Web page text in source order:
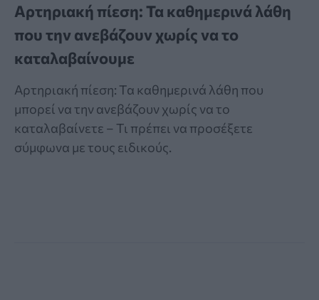
Αρτηριακή πίεση: Τα καθημερινά λάθη
που την ανεβάζουν χωρίς να το
καταλαβαίνουμε
Αρτηριακή πίεση: Τα καθημερινά λάθη που
μπορεί να την ανεβάζουν χωρίς να το
καταλαβαίνετε – Τι πρέπει να προσέξετε
σύμφωνα με τους ειδικούς.